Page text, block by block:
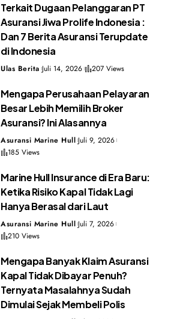
Terkait Dugaan Pelanggaran PT
Asuransi Jiwa Prolife Indonesia :
Dan 7 Berita Asuransi Terupdate
di Indonesia
Ulas Berita Juli 14, 2026 207 Views
Mengapa Perusahaan Pelayaran
Besar Lebih Memilih Broker
Asuransi? Ini Alasannya
Asuransi Marine Hull Juli 9, 2026
185 Views
Marine Hull Insurance di Era Baru:
Ketika Risiko Kapal Tidak Lagi
Hanya Berasal dari Laut
Asuransi Marine Hull Juli 7, 2026
210 Views
Mengapa Banyak Klaim Asuransi
Kapal Tidak Dibayar Penuh?
Ternyata Masalahnya Sudah
Dimulai Sejak Membeli Polis